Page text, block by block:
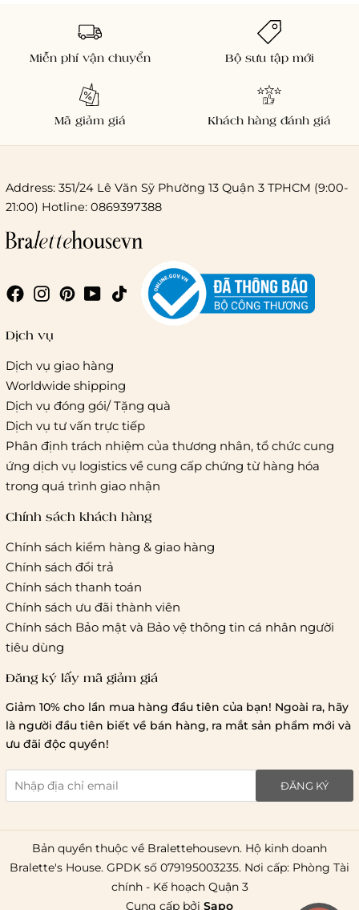
Chi phí giao hàng
Giao hàng trong ngày (hoả tốc)
Giao hàng tiêu chuẩn:
Hồ Chí Minh:
Áp dụng theo bảng giá cước của ĐVVC
Vietelpost/ Giaohangtietkiem và 1 số đối tác vận chuyển
Hà Nội và các tỉnh thành khác:
Áp dụng theo bảng giá
cước của ĐVVC Vietelpost/ Giaohangtietkiem... và 1 số đối
tác vận chuyển khác
Thời gian giao hàng
Hồ Chí Minh:
Hà Nội và các tỉnh thành khá
Lưu ý chung về chính sách vận chuyển
1 triệu đồng
giao hàng trong ngày
giao hàng tiêu chuẩn
miễn phí ship
toàn quốc.
Miễn phí vận chuyển Bộ sưu tập mới
Mã giảm giá Khách hàng đánh giá
Address: 351/24 Lê Văn Sỹ Phường 13 Quận 3 TPHCM (9:00-
21:00) Hotline: 0869397388
Dịch vụ
Dịch vụ giao hàng
Worldwide shipping
Dịch vụ đóng gói/ Tặng quà
Dịch vụ tư vấn trực tiếp
Phân định trách nhiệm của thương nhân, tổ chức cung
ứng dịch vụ logistics về cung cấp chứng từ hàng hóa
trong quá trình giao nhận
Chính sách khách hàng
Chính sách kiểm hàng & giao hàng
Chính sách đổi trả
Chính sách thanh toán
Chính sách ưu đãi thành viên
Chính sách Bảo mật và Bảo vệ thông tin cá nhân người
tiêu dùng
Đăng ký lấy mã giảm giá
Giảm 10% cho lần mua hàng đầu tiên của bạn! Ngoài ra, hãy
là người đầu tiên biết về bán hàng, ra mắt sản phẩm mới và
ưu đãi độc quyền!
ĐĂNG KÝ
Bản quyền thuộc về Bralettehousevn. Hộ kinh doanh
Bralette's House. GPDK số 079195003235. Nơi cấp: Phòng Tài
chính - Kế hoạch Quận 3
Cung cấp bởi Sapo